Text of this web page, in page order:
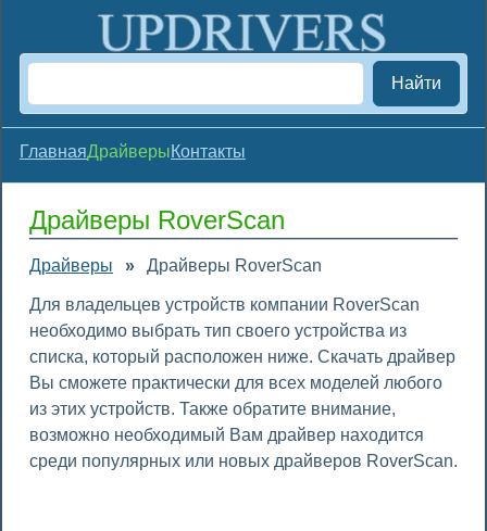
Найти
ГлавнаяДрайверыКонтакты
Драйверы RoverScan
Драйверы » Драйверы RoverScan
Для владельцев устройств компании RoverScan
необходимо выбрать тип своего устройства из
списка, который расположен ниже. Скачать драйвер
Вы сможете практически для всех моделей любого
из этих устройств. Также обратите внимание,
возможно необходимый Вам драйвер находится
среди популярных или новых драйверов RoverScan.